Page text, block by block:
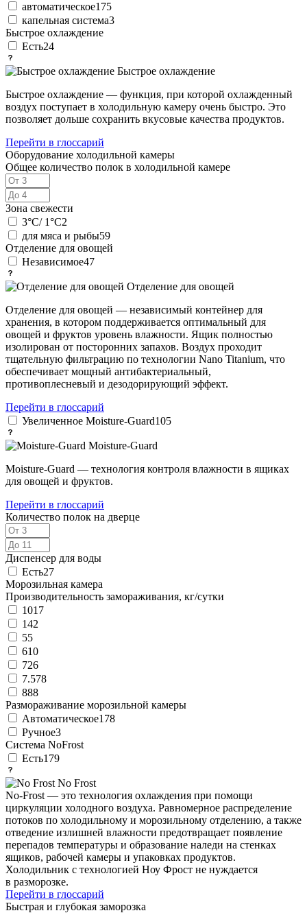
автоматическое175
капельная система3
Быстрое охлаждение
Есть24
Быстрое охлаждение
Быстрое охлаждение — функция, при которой охлажденный
воздух поступает в холодильную камеру очень быстро. Это
позволяет дольше сохранить вкусовые качества продуктов.
Перейти в глоссарий
Оборудование холодильной камеры
Общее количество полок в холодильной камере
Зона свежести
3°C/ 1°C2
для мяса и рыбы59
Отделение для овощей
Независимое47
Отделение для овощей
Отделение для овощей — независимый контейнер для
хранения, в котором поддерживается оптимальный для
овощей и фруктов уровень влажности. Ящик полностью
изолирован от посторонних запахов. Воздух проходит
тщательную фильтрацию по технологии Nano Titanium, что
обеспечивает мощный антибактериальный,
противоплесневый и дезодорирующий эффект.
Перейти в глоссарий
Увеличенное Moisture-Guard105
Moisture-Guard
Moisture-Guard — технология контроля влажности в ящиках
для овощей и фруктов.
Перейти в глоссарий
Количество полок на дверце
Диспенсер для воды
Есть27
Морозильная камера
Производительность замораживания, кг/сутки
1017
142
55
610
726
7.578
888
Размораживание морозильной камеры
Автоматическое178
Ручное3
Система NoFrost
Есть179
No Frost
No-Frost — это технология охлаждения при помощи
циркуляции холодного воздуха. Равномерное распределение
потоков по холодильному и морозильному отделению, а также
отведение излишней влажности предотвращает появление
перепадов температуры и образование наледи на стенках
ящиков, рабочей камеры и упаковках продуктов.
Холодильник с технологией Ноу Фрост не нуждается
в разморозке.
Перейти в глоссарий
Быстрая и глубокая заморозка